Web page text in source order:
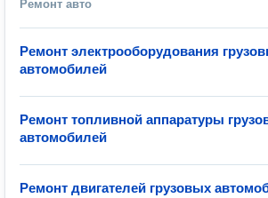
Ремонт авто
Ремонт электрооборудования
автомобилей
Ремонт топливной аппаратуры
автомобилей
Ремонт двигателей грузовых